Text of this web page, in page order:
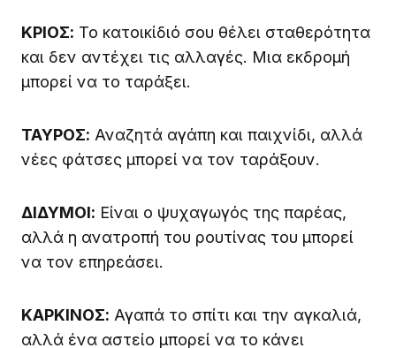
ΚΡΙΟΣ: Το κατοικίδιό σου θέλει σταθερότητα
και δεν αντέχει τις αλλαγές. Μια εκδρομή
μπορεί να το ταράξει.
ΤΑΥΡΟΣ: Αναζητά αγάπη και παιχνίδι, αλλά
νέες φάτσες μπορεί να τον ταράξουν.
ΔΙΔΥΜΟΙ: Είναι ο ψυχαγωγός της παρέας,
αλλά η ανατροπή του ρουτίνας του μπορεί
να τον επηρεάσει.
ΚΑΡΚΙΝΟΣ: Αγαπά το σπίτι και την αγκαλιά,
αλλά ένα αστείο μπορεί να το κάνει